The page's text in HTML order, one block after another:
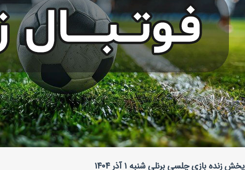
پخش زنده بازی چلسی برنلی شنبه ۱ آذر ۱۴۰۴